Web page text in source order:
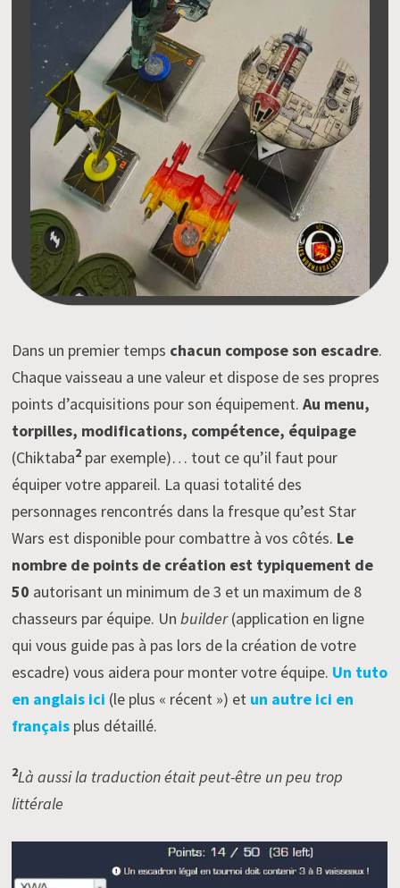
Dans un premier temps chacun compose son escadre.
Chaque vaisseau a une valeur et dispose de ses propres
points d’acquisitions pour son équipement.Au menu,
torpilles, modifications, compétence, équipage
(Chiktaba2 par exemple)… tout ce qu’il faut pour
équiper votre appareil. La quasi totalité des
personnages rencontrés dans la fresque qu’est Star
Wars est disponible pour combattre à vos côtés. Le
nombre de points de création est typiquement de
50 autorisant un minimum de 3 et un maximum de 8
chasseurs par équipe. Unbuilder(application en ligne
qui vous guide pas à pas lors de la création de votre
escadre) vous aidera pour monter votre équipe. Un tuto
en anglais ici (le plus « récent ») et un autre ici en
français plus détaillé.
2Là aussi la traduction était peut-être un peu trop
littérale